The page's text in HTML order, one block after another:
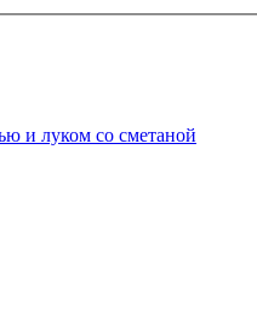
и луком со сметаной